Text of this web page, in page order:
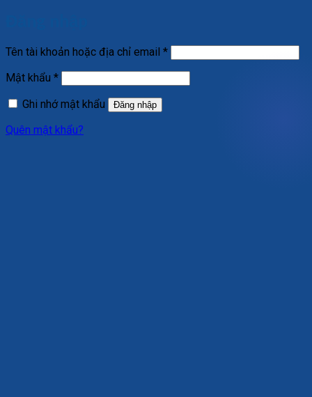
Tên tài khoản hoặc địa chỉ email *Bắt
buộc
Mật khẩu *Bắt
buộc
Ghi nhớ mật khẩu
Đăng nhập
Quên mật khẩu?